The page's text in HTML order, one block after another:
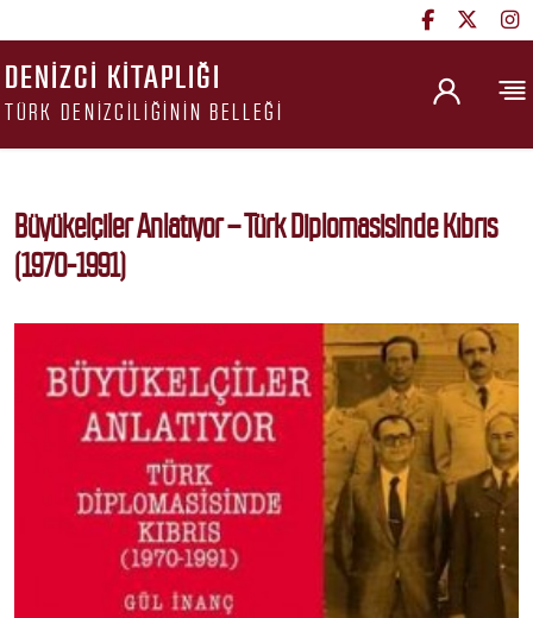
DENIZCI KITAPLIĞI
TÜRK DENIZCILIĞININ BELLEĞI
Büyükelçiler Anlatıyor – Türk Diplomasisinde Kıbrıs
(1970-1991)